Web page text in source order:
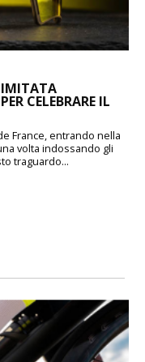
CELEBRARE IL
France, entrando nella
volta indossando gli
traguardo...